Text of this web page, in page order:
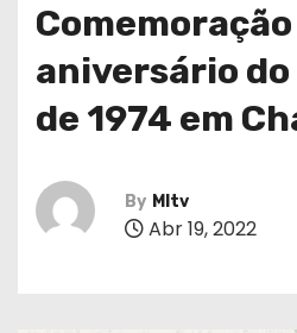
Comemoração
aniversário
de 1974 em
By MItv
Abr 19, 2022